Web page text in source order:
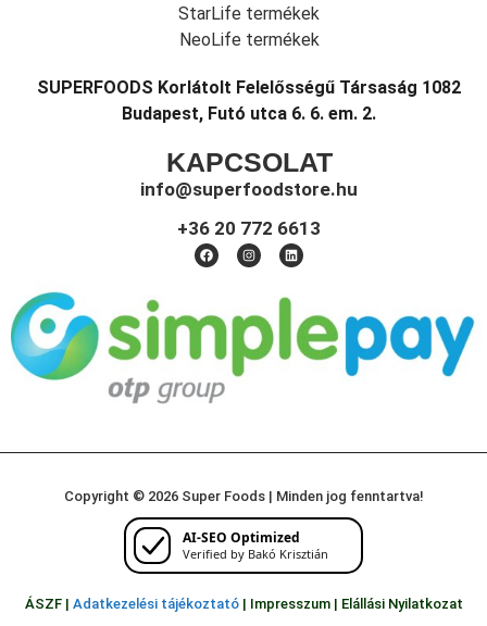
StarLife termékek
NeoLife termékek
SUPERFOODS Korlátolt Felelősségű Társaság 1082
Budapest, Futó utca 6. 6. em. 2.
KAPCSOLAT
info@superfoodstore.hu
+36 20 772 6613
Copyright © 2026 Super Foods | Minden jog fenntartva!
AI-SEO Optimized
Verified by Bakó Krisztián
ÁSZF | Adatkezelési tájékoztató| Impresszum| Elállási Nyilatkozat